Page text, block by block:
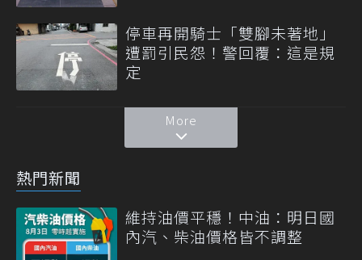
停車再開騎士「雙腳未著地」
遭罰引民怨！警回覆：這是規
定
More
熱門新聞
維持油價平穩！中油：明日國
內汽、柴油價格皆不調整